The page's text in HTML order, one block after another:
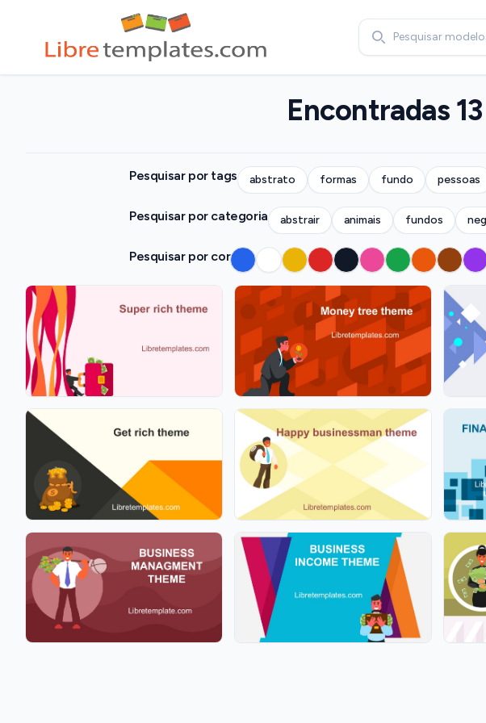
Search
Encontradas
Pesquisar por tags abstrato formas fundo pessoas
Pesquisar por categoria abstrair animais fundos
Pesquisar por cor